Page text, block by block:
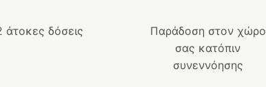
άτοκες δόσεις
Παράδοση στον χώρο
σας κατόπιν
συνεννόησης